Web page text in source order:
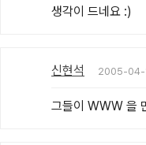
생각이 드네요 :)
신현석 2005-04-
그들이 WWW 을